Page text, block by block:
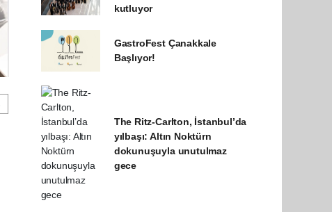
kutluyor
GastroFest Çanakkale
Başlıyor!
The Ritz-Carlton, İstanbul’da
yılbaşı: Altın Noktürn
dokunuşuyla unutulmaz
gece